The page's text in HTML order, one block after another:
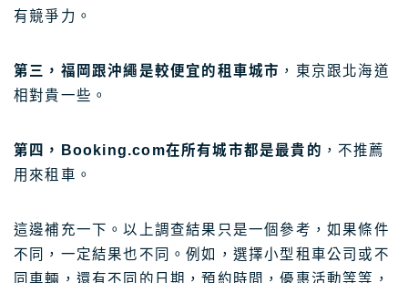
有競爭力。
第三，福岡跟沖繩是較便宜的租車城市 ，東京跟北海道
相對貴一些。
第四，Booking.com在所有城市都是最貴的 ，不推薦
用來租車。
這邊補充一下。以上調查結果只是一個參考，如果條件
不同，一定結果也不同。例如，選擇小型租車公司或不
同車輛，還有不同的日期，預約時間，優惠活動等等，